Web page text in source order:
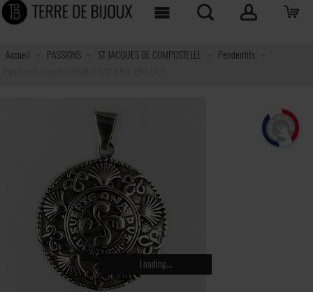
Accueil PASSIONS ST JACQUES DE COMPOSTELLE
Pendentifs
Loading...